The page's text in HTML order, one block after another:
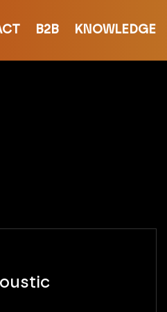
B2B KNOWLEDGE